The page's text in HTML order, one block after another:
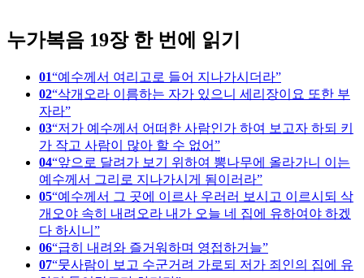
누가복음 19장 한 번에 읽기
01 예수께서 여리고로 들어 지나가시더라
02 삭개오라 이름하는 자가 있으니 세리장이요 또한 부
자라
03 저가 예수께서 어떠한 사람인가 하여 보고자 하되 키
가 작고 사람이 많아 할 수 없어
04 앞으로 달려가 보기 위하여 뽕나무에 올라가니 이는
예수께서 그리로 지나가시게 됨이러라
05 예수께서 그 곳에 이르사 우러러 보시고 이르시되 삭
개오야 속히 내려오라 내가 오늘 네 집에 유하여야 하겠
다 하시니
06 급히 내려와 즐거워하며 영접하거늘
07 뭇사람이 보고 수군거려 가로되 저가 죄인의 집에 유